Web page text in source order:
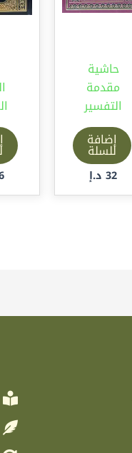
حاشية
مقدمة
التفسير
إضافة
للسلة
32 د.إ